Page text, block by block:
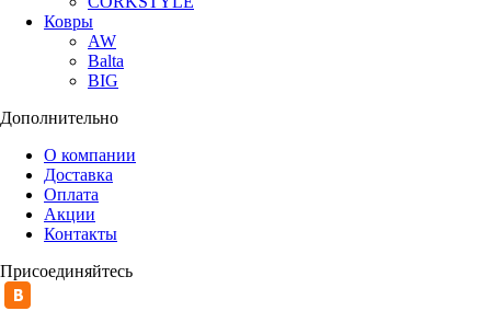
Ковры
AW
Balta
BIG
Дополнительно
О компании
Доставка
Оплата
Акции
Контакты
Присоединяйтесь